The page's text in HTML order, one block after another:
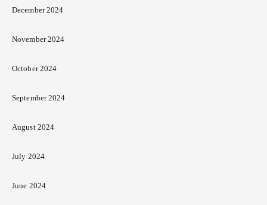
December 2024
November 2024
October 2024
September 2024
August 2024
July 2024
June 2024